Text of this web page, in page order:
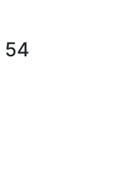
54